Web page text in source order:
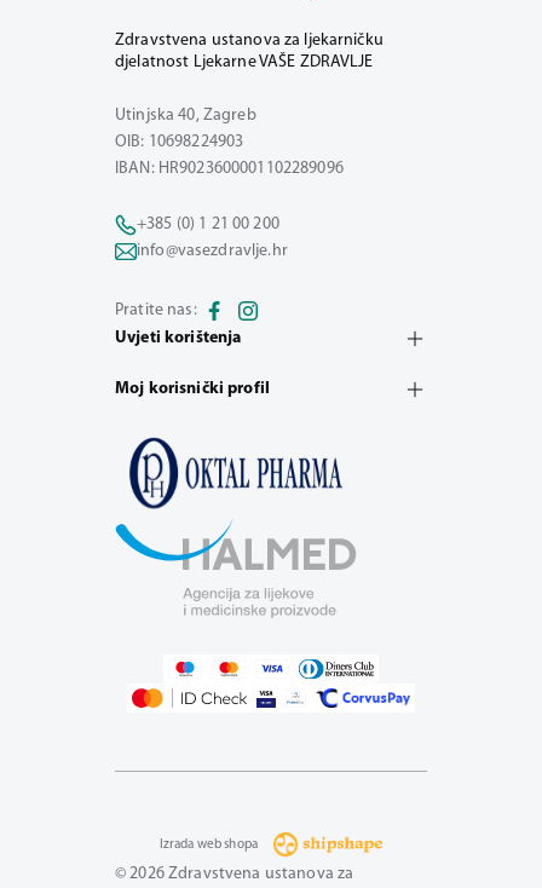
Zdravstvena ustanova za ljekarničku
djelatnost Ljekarne VAŠE ZDRAVLJE
Utinjska 40, Zagreb
OIB: 10698224903
IBAN: HR9023600001102289096
+385 (0) 1 21 00 200
info@vasezdravlje.hr
Pratite nas:
Uvjeti korištenja
Moj korisnički profil
© 2026 Zdravstvena ustanova za
Izrada web shopa